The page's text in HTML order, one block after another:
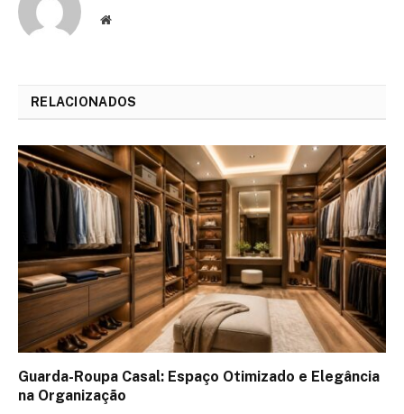
Website
RELACIONADOS
Guarda-Roupa Casal: Espaço Otimizado e Elegância
na Organização